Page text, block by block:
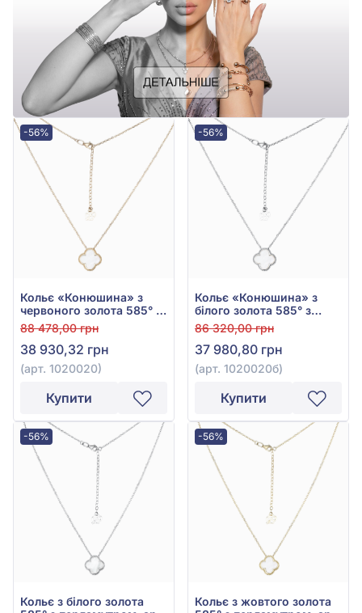
-56%
Кольє «Конюшина» з
червоного золота 585° з
перламутром, арт.
1020020
88 478,00 грн
38 930,32 грн
(арт. 1020020)
Купити
-56%
Кольє «Конюшина» з
білого золота 585° з
перламутром, арт.
1020020б
86 320,00 грн
37 980,80 грн
(арт. 1020020б)
Купити
-56%
Кольє з білого золота
-56%
Кольє з жовтого золота